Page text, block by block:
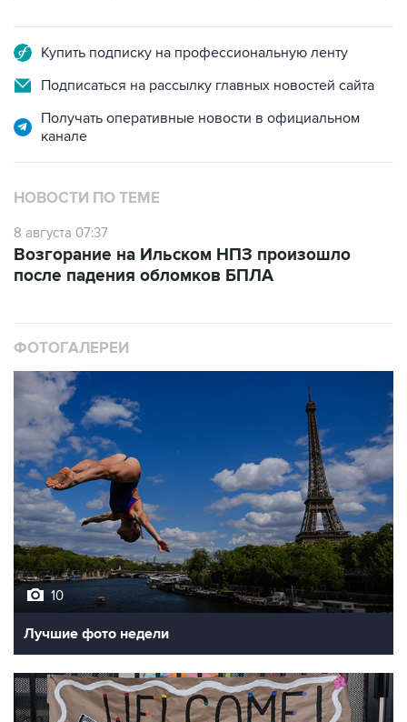
Купить подписку на профессиональную ленту
Подписаться на рассылку главных новостей сайта
Получать оперативные новости в официальном
канале
НОВОСТИ ПО ТЕМЕ
8 августа 07:37
Возгорание на Ильском НПЗ произошло
после падения обломков БПЛА
ФОТОГАЛЕРЕИ
10
Лучшие фото недели